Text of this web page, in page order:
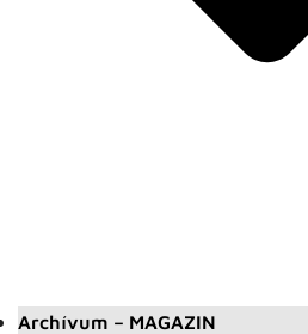
Archívum – MAGAZIN